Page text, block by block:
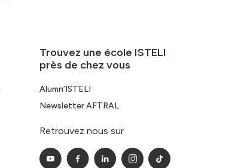
Trouvez une école ISTELI
près de chez vous
Alumn’ISTELI
Newsletter AFTRAL
Retrouvez nous sur